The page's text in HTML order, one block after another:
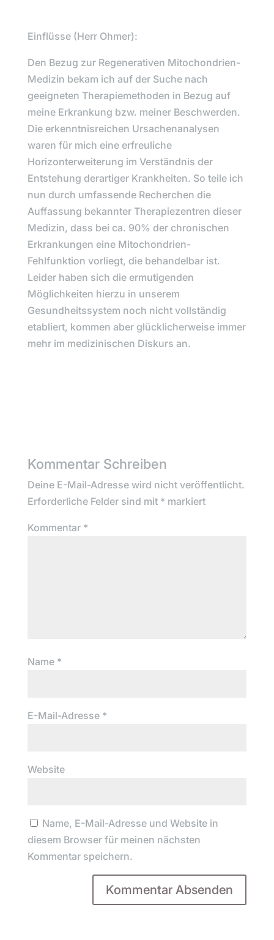
Einflüsse (Herr Ohmer):
Den Bezug zur Regenerativen Mitochondrien-
Medizin bekam ich auf der Suche nach
geeigneten Therapiemethoden in Bezug auf
meine Erkrankung bzw. meiner Beschwerden.
Die erkenntnisreichen Ursachenanalysen
waren für mich eine erfreuliche
Horizonterweiterung im Verständnis der
Entstehung derartiger Krankheiten. So teile ich
nun durch umfassende Recherchen die
Auffassung bekannter Therapiezentren dieser
Medizin, dass bei ca. 90% der chronischen
Erkrankungen eine Mitochondrien-
Fehlfunktion vorliegt, die behandelbar ist.
Leider haben sich die ermutigenden
Möglichkeiten hierzu in unserem
Gesundheitssystem noch nicht vollständig
etabliert, kommen aber glücklicherweise immer
mehr im medizinischen Diskurs an.
Kommentar Schreiben
Deine E-Mail-Adresse wird nicht veröffentlicht.
Erforderliche Felder sind mit * markiert
Kommentar *
Name *
E-Mail-Adresse *
Website
Name, E-Mail-Adresse und Website in
diesem Browser für meinen nächsten
Kommentar speichern.